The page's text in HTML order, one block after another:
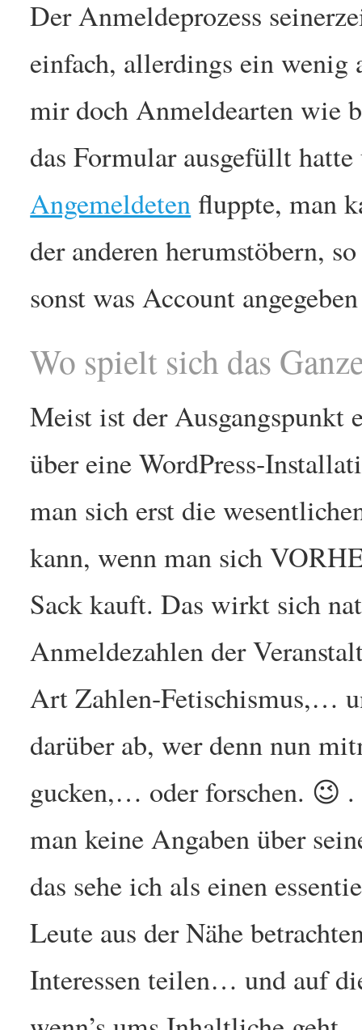
Der Anmeldeprozess
einfach, allerdings ein
mir doch Anmeldearten wie
das Formular ausgefüllt
Angemeldeten fluppte, man
der anderen herumstöbern,
sonst was Account
Wo spielt sich das
Meist ist der Ausgangspunkt
über eine WordPress-
man sich erst die
kann, wenn man sich
Sack kauft. Das wirkt sich
Anmeldezahlen der
Art Zahlen-Fetischismus,…
darüber ab, wer denn nun
gucken,… oder forschen. 😉
man keine Angaben über
das sehe ich als einen
Leute aus der Nähe
Interessen teilen… und auf